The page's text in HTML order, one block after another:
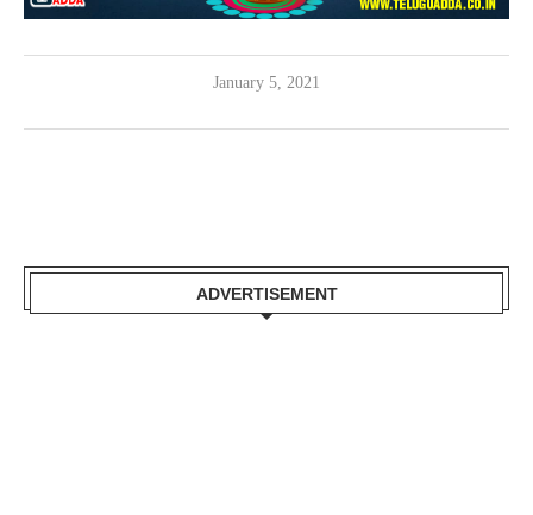
January 5, 2021
ADVERTISEMENT